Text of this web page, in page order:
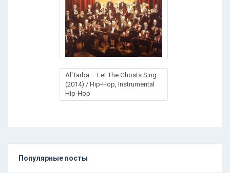
Al'Tarba – Let The Ghosts Sing
(2014) / Hip-Hop, Instrumental
Hip-Hop
Популярные посты